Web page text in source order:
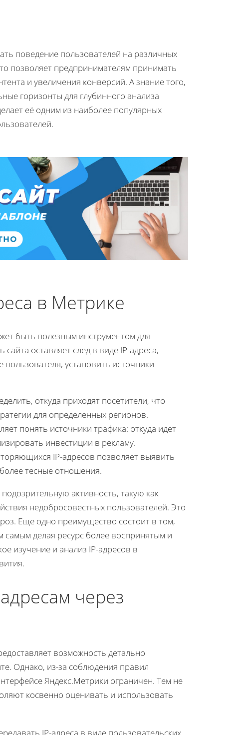
поведение пользователей на различных
позволяет предпринимателям принимать
и увеличения конверсий. А знание того,
горизонты для глубинного анализа
её одним из наиболее популярных
в Метрике
быть полезным инструментом для
оставляет след в виде IP-адреса,
установить источники
откуда приходят посетители, что
для определенных регионов.
понять источники трафика: откуда идет
инвестиции в рекламу.
IP-адресов позволяет выявить
тесные отношения.
активность, такую как
недобросовестных пользователей. Это
Еще одно преимущество состоит в том,
делая ресурс более воспринятым и
изучение и анализ IP-адресов в
через
возможность детально
Однако, из-за соблюдения правил
Яндекс.Метрики ограничен. Тем не
косвенно оценивать и использовать